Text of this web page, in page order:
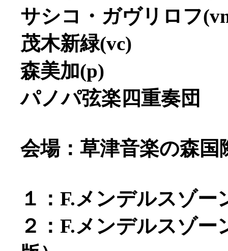
サシコ・ガヴリロフ
茂木新緑(vc)
森美加(p)
パノパ弦楽四重奏団
会場：草津音楽の森
１：F.メンデルスゾ
２：F.メンデルスゾ